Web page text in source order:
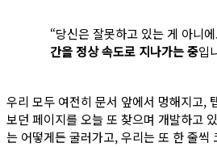
“당신은 잘못하고 있는 게 아니
간을 정상 속도로 지나가는 중입
우리 모두 여전히 문서 앞에서 멍해지고,
보던 페이지를 오늘 또 찾으며 개발하고
는 어떻게든 굴러가고, 우리는 또 한 줄씩